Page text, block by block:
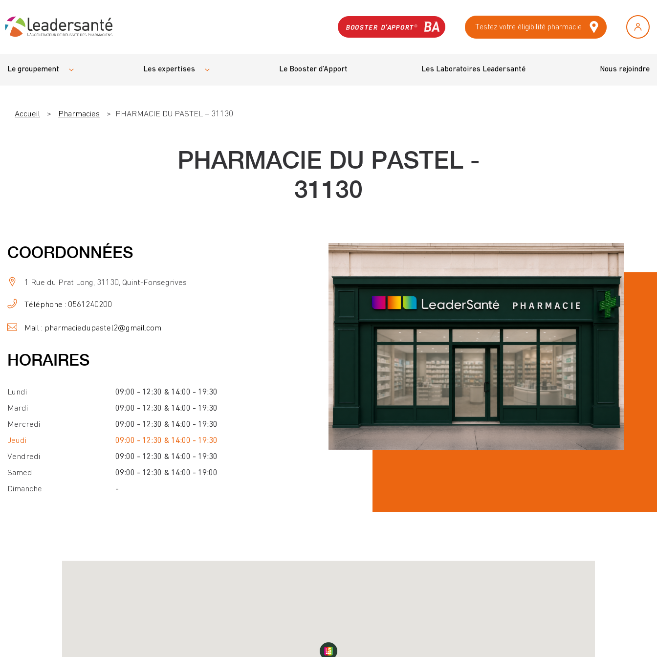
Testez votre éligibilité pharmacie
Le groupement Les expertises Le Booster d’Apport Les Laboratoires Leadersanté Nous rejoindre
Accueil > Pharmacies > PHARMACIE DU PASTEL – 31130
PHARMACIE DU PASTEL -
31130
COORDONNÉES
1 Rue du Prat Long, 31130, Quint-Fonsegrives
Téléphone : 0561240200
Mail : pharmaciedupastel2@gmail.com
HORAIRES
Lundi
09:00 - 12:30 & 14:00 - 19:30
Mardi
09:00 - 12:30 & 14:00 - 19:30
Mercredi
09:00 - 12:30 & 14:00 - 19:30
Jeudi
09:00 - 12:30 & 14:00 - 19:30
Vendredi
09:00 - 12:30 & 14:00 - 19:30
Samedi
09:00 - 12:30 & 14:00 - 19:00
Dimanche
-